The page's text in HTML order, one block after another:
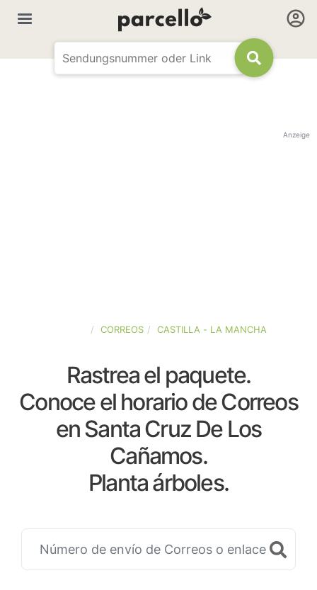
Anzeige
CORREOS CASTILLA - LA MANCHA
Rastrea el paquete.
Conoce el horario de Correos
en Santa Cruz De Los
Cañamos.
Planta árboles.